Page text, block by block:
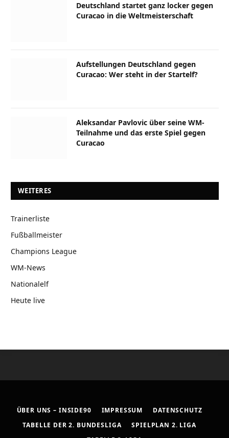
Deutschland startet ganz locker gegen
Curacao in die Weltmeisterschaft
Aufstellungen Deutschland gegen
Curacao: Wer steht in der Startelf?
Aleksandar Pavlovic über seine WM-
Teilnahme und das erste Spiel gegen
Curacao
WEITERES
Trainerliste
Fußballmeister
Champions League
WM-News
Nationalelf
Heute live
ÜBER UNS – INSIDE90 IMPRESSUM
DATENSCHUTZ
TABELLE DER 2. BUNDESLIGA
SPIELPLAN 2. LIGA